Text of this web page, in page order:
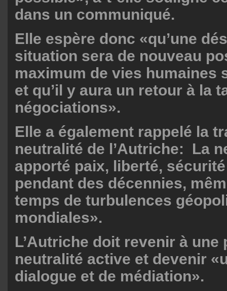
dans un communiqué.
Elle espère donc «qu’une
situation sera de nouveau
maximum de vies humaines
et qu’il y aura un retour à la
négociations».
Elle a également rappelé la
neutralité de l’Autriche: La
apporté paix, liberté,
pendant des décennies,
temps de turbulences
mondiales».
L’Autriche doit revenir à une
neutralité active et devenir
dialogue et de médiation».